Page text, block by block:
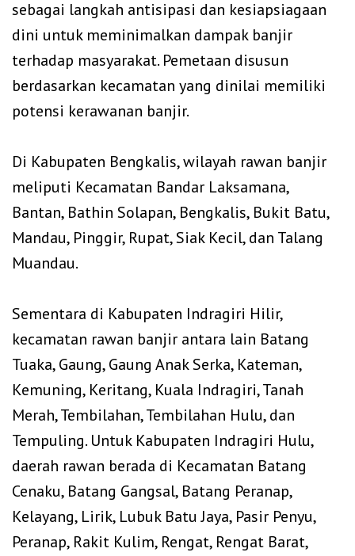
sebagai langkah antisipasi dan kesiapsiagaan
dini untuk meminimalkan dampak banjir
terhadap masyarakat. Pemetaan disusun
berdasarkan kecamatan yang dinilai memiliki
potensi kerawanan banjir.
‎Di Kabupaten Bengkalis, wilayah rawan banjir
meliputi Kecamatan Bandar Laksamana,
Bantan, Bathin Solapan, Bengkalis, Bukit Batu,
Mandau, Pinggir, Rupat, Siak Kecil, dan Talang
Muandau.
‎Sementara di Kabupaten Indragiri Hilir,
kecamatan rawan banjir antara lain Batang
Tuaka, Gaung, Gaung Anak Serka, Kateman,
Kemuning, Keritang, Kuala Indragiri, Tanah
Merah, Tembilahan, Tembilahan Hulu, dan
Tempuling. Untuk Kabupaten Indragiri Hulu,
daerah rawan berada di Kecamatan Batang
Cenaku, Batang Gangsal, Batang Peranap,
Kelayang, Lirik, Lubuk Batu Jaya, Pasir Penyu,
Peranap, Rakit Kulim, Rengat, Rengat Barat,